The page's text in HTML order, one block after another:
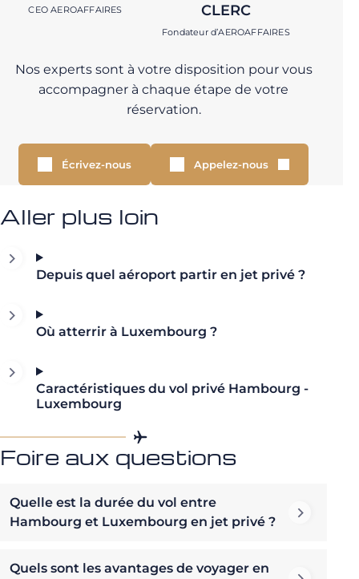
CEO AEROAFFAIRES CLERC
Fondateur d’AEROAFFAIRES
Nos experts sont à votre disposition pour vous
accompagner à chaque étape de votre
réservation.
Écrivez-nous Appelez-nous
Aller plus loin
Depuis quel aéroport partir en jet privé ?
Où atterrir à Luxembourg ?
Caractéristiques du vol privé Hambourg -
Luxembourg
Foire aux questions
Quelle est la durée du vol entre
Hambourg et Luxembourg en jet privé ?
Quels sont les avantages de voyager en